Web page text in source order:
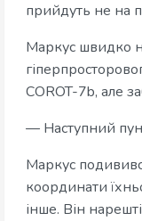
прийдуть не на
Маркус швидко
COROT-7b, але
— Наступний
Маркус
координати
інше. Він